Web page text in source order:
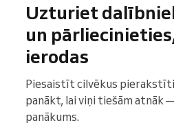
Uzturiet
un
ierodas
Piesaistīt cilvēkus
panākt, lai viņi tiešām atnāk
panākums.